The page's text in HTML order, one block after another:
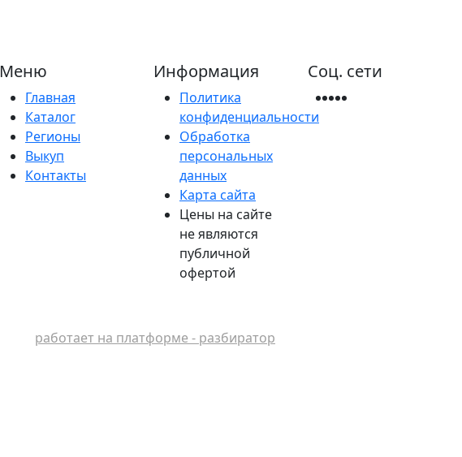
Меню
Главная
Каталог
Регионы
Выкуп
Контакты
Информация
Политика
конфиденциальности
Обработка
персональных
данных
Карта сайта
Цены на сайте
не являются
публичной
офертой
Соц. сети
работает на платформе - разбиратор